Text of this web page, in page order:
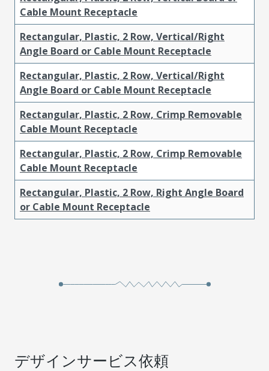
Cable Mount Receptacle
Rectangular, Plastic, 2 Row, Vertical/Right
Angle Board or Cable Mount Receptacle
Rectangular, Plastic, 2 Row, Vertical/Right
Angle Board or Cable Mount Receptacle
Rectangular, Plastic, 2 Row, Crimp Removable
Cable Mount Receptacle
Rectangular, Plastic, 2 Row, Crimp Removable
Cable Mount Receptacle
Rectangular, Plastic, 2 Row, Right Angle Board
or Cable Mount Receptacle
デザインサービス依頼